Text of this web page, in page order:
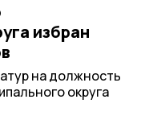
избран
на должность
округа